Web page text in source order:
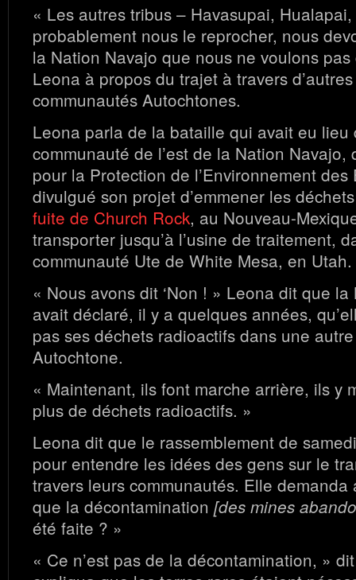
« Les autres tribus – Havasupai,
probablement nous le reprocher, nous
la Nation Navajo que nous ne voulons
Leona à propos du trajet à travers
communautés Autochtones.
Leona parla de la bataille qui avait eu lieu
communauté de l’est de la Nation Navajo,
pour la Protection de l’Environnement des
divulgué son projet d’emmener les
fuite de Church Rock, au Nouveau-
transporter jusqu’à l’usine de traitement,
communauté Ute de White Mesa, en Utah.
« Nous avons dit ‘Non ! » Leona dit que
avait déclaré, il y a quelques années,
pas ses déchets radioactifs dans une
Autochtone.
« Maintenant, ils font marche arrière, ils y
plus de déchets radioactifs. »
Leona dit que le rassemblement de
pour entendre les idées des gens sur le
travers leurs communautés. Elle demanda
que la décontamination [des mines
été faite ? »
« Ce n’est pas de la décontamination, »